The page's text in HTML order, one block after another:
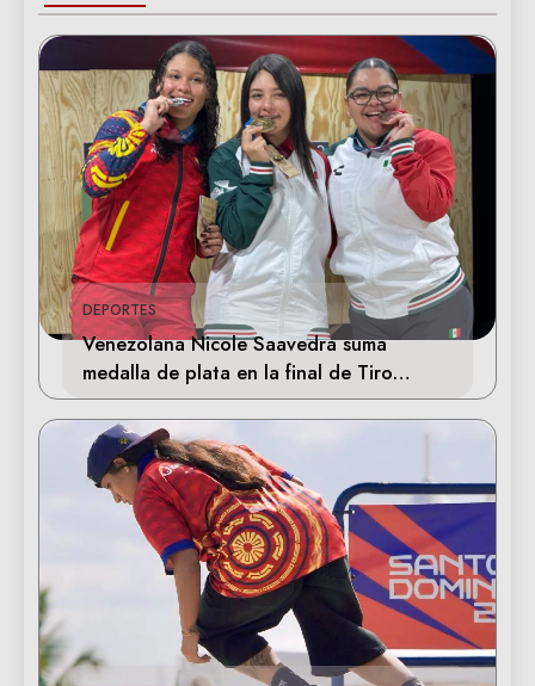
DEPORTES
Venezolana Nicole Saavedra suma
medalla de plata en la final de Tiro
Deportivo